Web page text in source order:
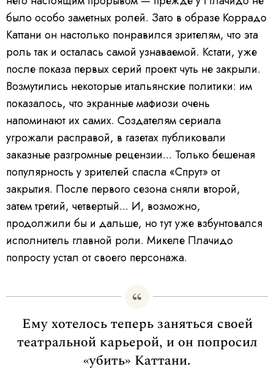
было особо заметных ролей. Зато в образе Коррадо
Каттани он настолько понравился зрителям, что эта
роль так и осталась самой узнаваемой. Кстати, уже
после показа первых серий проект чуть не закрыли.
Возмутились некоторые итальянские политики: им
показалось, что экранные мафиози очень
напоминают их самих. Создателям сериала
угрожали расправой, в газетах публиковали
заказные разгромные рецензии... Только бешеная
популярность у зрителей спасла «Спрут» от
закрытия. После первого сезона сняли второй,
затем третий, четвертый... И, возможно,
продолжили бы и дальше, но тут уже взбунтовался
исполнитель главной роли. Микеле Плачидо
попросту устал от своего персонажа.
Ему хотелось теперь заняться своей
театральной карьерой, и он попросил
«убить» Каттани.